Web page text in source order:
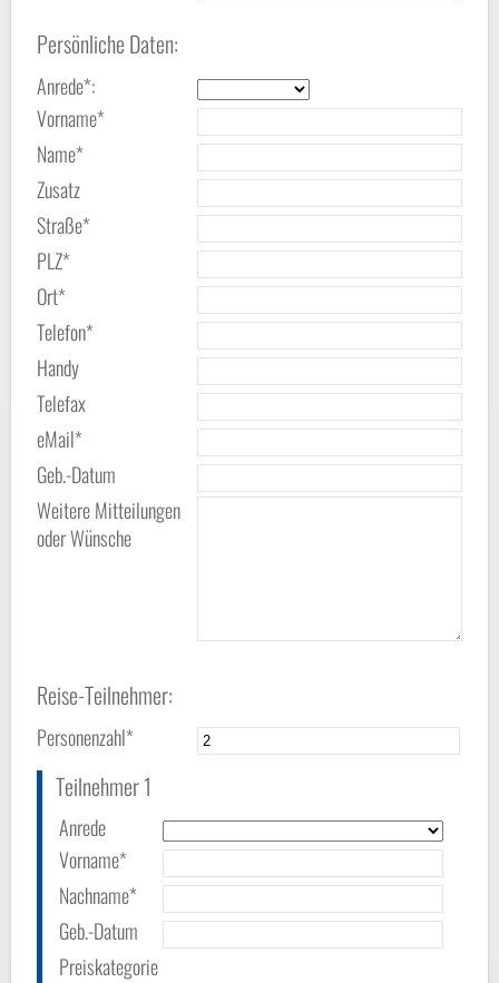
Persönliche Daten:
Anrede*:
Vorname*
Name*
Zusatz
Straße*
PLZ*
Ort*
Telefon*
Handy
Telefax
eMail*
Geb.-Datum
Weitere Mitteilungen
oder Wünsche
Reise-Teilnehmer:
Personenzahl*
Teilnehmer 1
Anrede
Vorname*
Nachname*
Geb.-Datum
Preiskategorie